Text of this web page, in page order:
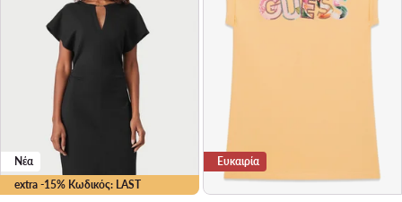
extra -15% Κωδικός: LAST
Νέα Ευκαιρία